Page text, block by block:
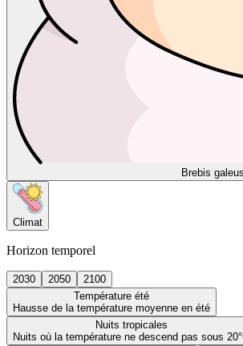
Brebis
Climat
Horizon temporel
2030 2050
2100
Température été
Hausse de la température moyenne en été
Nuits tropicales
Nuits où la température ne descend pas sous